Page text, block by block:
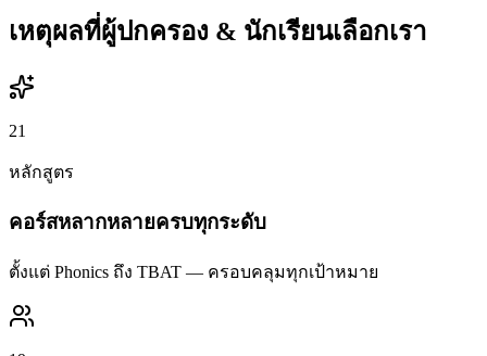
เหตุผลที่ผู้ปกครอง & นักเรียนเลือกเรา
21
หลักสูตร
คอร์สหลากหลายครบทุกระดับ
ตั้งแต่ Phonics ถึง TBAT — ครอบคลุมทุกเป้าหมาย